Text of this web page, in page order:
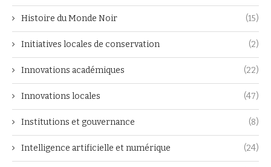
Histoire du Monde Noir (15)
Initiatives locales de conservation (2)
Innovations académiques (22)
Innovations locales (47)
Institutions et gouvernance (8)
Intelligence artificielle et numérique (24)